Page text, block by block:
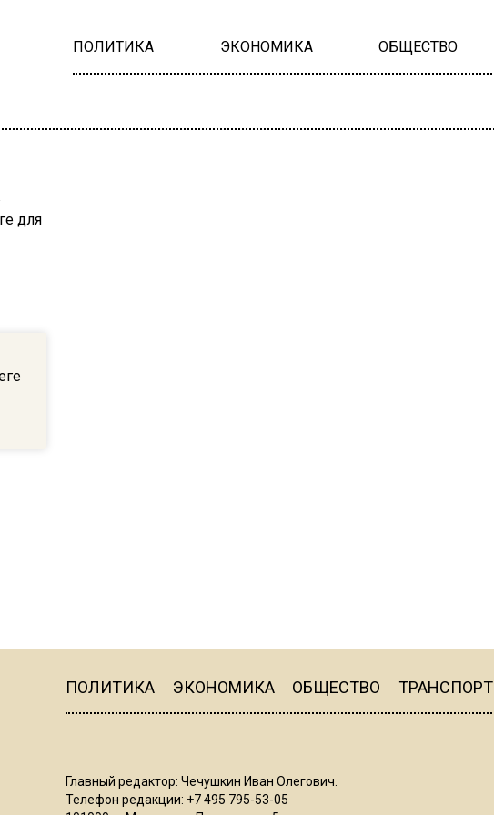
ПОЛИТИКА ЭКОНОМИКА ОБЩЕСТВО
ПОЛИТИКА ЭКОНОМИКА ОБЩЕСТВО ТРАНСПОРТ
Главный редактор: Чечушкин Иван Олегович.
Телефон редакции: +7 495 795-53-05